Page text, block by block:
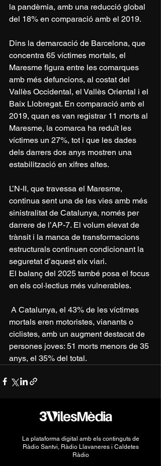
la pandèmia, amb una reducció global
del 18% en comparació amb el 2019.
Dins la demarcació de Barcelona, que
concentra 65 víctimes mortals, el
Maresme figura entre les comarques
amb més defuncions, al costat del
Vallès Occidental, el Vallès Oriental i el
Baix Llobregat. En comparació amb el
2019, quan es van registrar 11 morts al
Maresme, la comarca ha reduït les
víctimes un 27%, tot i que les dades
dels darrers dos anys mostren una
estabilització en xifres altes.
L’N-II, que travessa el Maresme,
continua sent una de les vies amb més
sinistralitat de Catalunya, només per
darrere de l’AP-7. El volum elevat de
trànsit i la manca de transformacions
estructurals continuen condicionant la
seguretat d’aquest eix viari.
El balanç del 2025 també posa el focus
en els col·lectius més vulnerables.
mortals eren motoristes, vianants o
ciclistes, amb un augment destacat de
persones joves: 51 morts menors de 35
anys, el 35% del total.
La plataforma digital amb els continguts de
Ràdio Santvi, Ràdio Llavaneres i Caldetes
Ràdio